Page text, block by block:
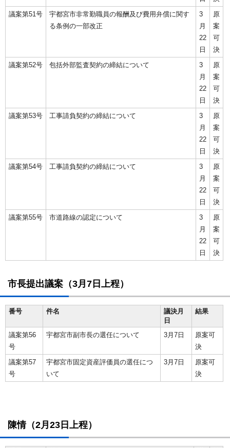
議案第51号
宇都宮市非常勤職員の報酬及び費用弁償に関す
る条例の一部改正
3
月
22
日
原
案
可
決
議案第52号
包括外部監査契約の締結について
3
月
22
日
原
案
可
決
議案第53号
工事請負契約の締結について
3
月
22
日
原
案
可
決
議案第54号
工事請負契約の締結について
3
月
22
日
原
案
可
決
議案第55号
市道路線の認定について
3
月
22
日
原
案
可
決
市長提出議案（3月7日上程）
番号 件名
議決月
日
結果
議案第56
号
宇都宮市副市長の選任について 3月7日
原案可
決
議案第57
号
宇都宮市固定資産評価員の選任につ
いて
3月7日
原案可
決
陳情（2月23日上程）